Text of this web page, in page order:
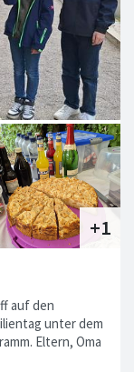
auf den
unter dem
Eltern, Oma